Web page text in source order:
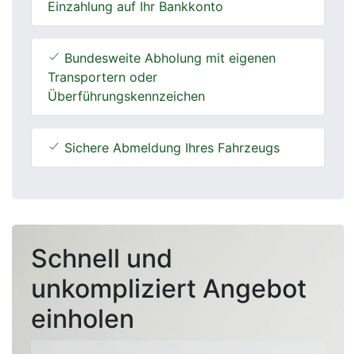
Einzahlung auf Ihr Bankkonto
Bundesweite Abholung mit eigenen
Transportern oder
Überführungskennzeichen
Sichere Abmeldung Ihres Fahrzeugs
Schnell und
unkompliziert Angebot
einholen